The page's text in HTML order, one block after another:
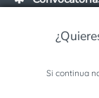
Solicita
Rankings
Si continua